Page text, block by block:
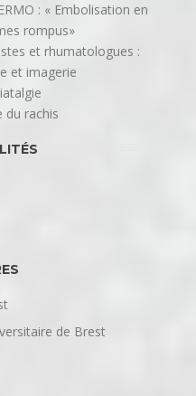
: « Embolisation en
rompus»
et rhumatologues :
et imagerie
du rachis
de Brest